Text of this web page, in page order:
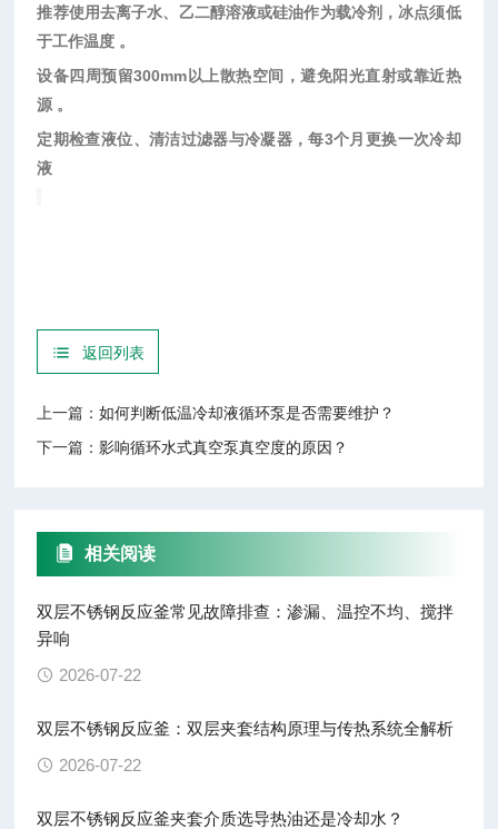
推荐使用去离子水、乙二醇溶液或硅油作为载冷剂，冰点须低
于工作温度 。
设备四周预留300mm以上散热空间，避免阳光直射或靠近热
源 。
定期检查液位、清洁过滤器与冷凝器，每3个月更换一次冷却
液
返回列表
上一篇：如何判断低温冷却液循环泵是否需要维护？
下一篇：影响循环水式真空泵真空度的原因？
相关阅读
双层不锈钢反应釜常见故障排查：渗漏、温控不均、搅拌
异响
2026-07-22
双层不锈钢反应釜：双层夹套结构原理与传热系统全解析
2026-07-22
双层不锈钢反应釜夹套介质选导热油还是冷却水？